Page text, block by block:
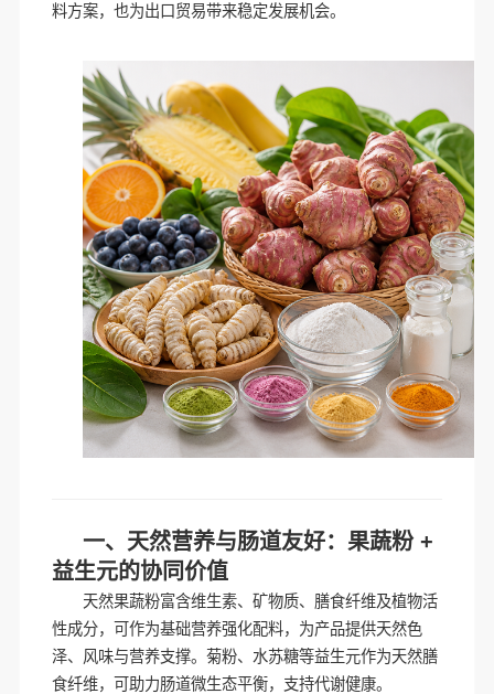
料方案，也为出口贸易带来稳定发展机会。
一、天然营养与肠道友好：果蔬粉 +
益生元的协同价值
天然果蔬粉富含维生素、矿物质、膳食纤维及植物活
性成分，可作为基础营养强化配料，为产品提供天然色
泽、风味与营养支撑。菊粉、水苏糖等益生元作为天然膳
食纤维，可助力肠道微生态平衡，支持代谢健康。